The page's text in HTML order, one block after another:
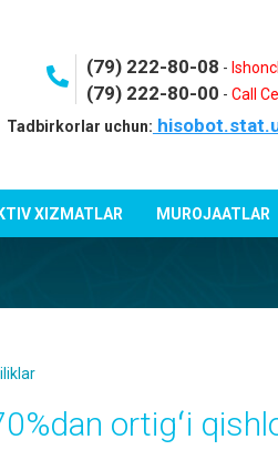
(79) 222-80-08 -
(79) 222-80-00 -Call
Tadbirkorlar uchun:
XIZMATLAR MUROJAATLAR
ortigʻi